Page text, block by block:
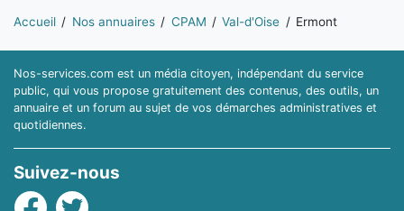
Vous êtes ici:
Accueil Nos annuaires CPAM Val-d'Oise Ermont
Nos-services.com est un média citoyen, indépendant du service
public, qui vous propose gratuitement des contenus, des outils, un
annuaire et un forum au sujet de vos démarches administratives et
quotidiennes.
Suivez-nous
Facebook
Twitter